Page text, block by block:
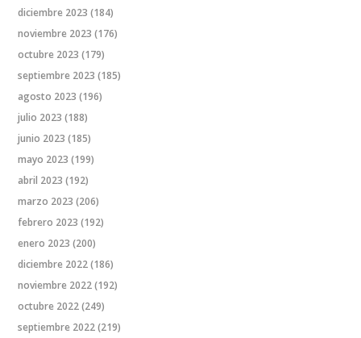
diciembre 2023 (184)
noviembre 2023 (176)
octubre 2023 (179)
septiembre 2023 (185)
agosto 2023 (196)
julio 2023 (188)
junio 2023 (185)
mayo 2023 (199)
abril 2023 (192)
marzo 2023 (206)
febrero 2023 (192)
enero 2023 (200)
diciembre 2022(186)
noviembre 2022(192)
octubre 2022(249)
septiembre 2022(219)